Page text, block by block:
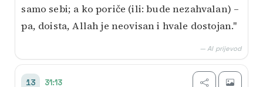
samo sebi; a ko poriče (ili: bude nezahvalan) –
pa, doista, Allah je neovisan i hvale dostojan."
— AI prijevod
13 31:13